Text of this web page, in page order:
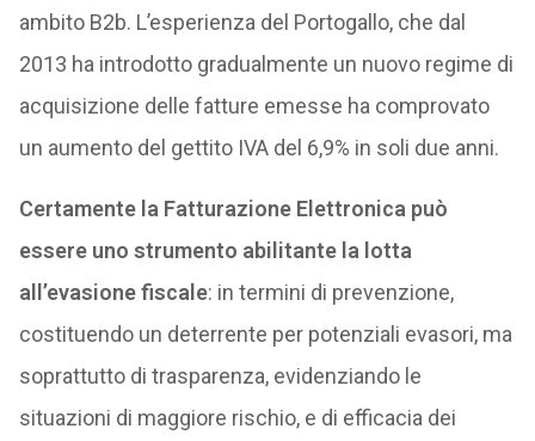
ambito B2b. L’esperienza del Portogallo, che dal
2013 ha introdotto gradualmente un nuovo regime di
acquisizione delle fatture emesse ha comprovato
un aumento del gettito IVA del 6,9% in soli due anni.
Certamente la Fatturazione Elettronica può
essere uno strumento abilitante la lotta
all’evasione fiscale: in termini di prevenzione,
costituendo un deterrente per potenziali evasori, ma
soprattutto di trasparenza, evidenziando le
situazioni di maggiore rischio, e di efficacia dei